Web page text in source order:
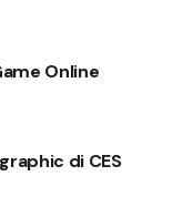
Online
di CES